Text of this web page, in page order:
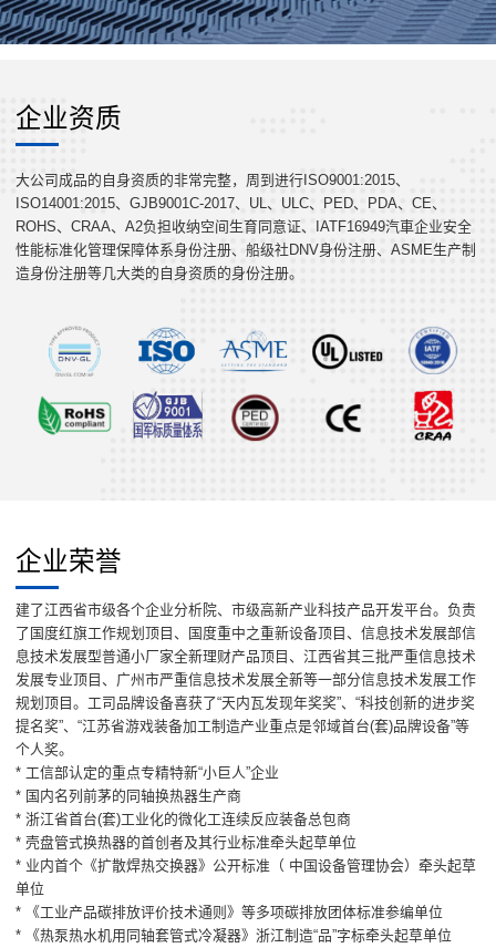
企业资质
大公司成品的自身资质的非常完整，周到进行ISO9001:2015、
ISO14001:2015、GJB9001C-2017、UL、ULC、PED、PDA、CE、
ROHS、CRAA、A2负担收纳空间生育同意证、IATF16949汽車企业安全
性能标准化管理保障体系身份注册、船级社DNV身份注册、ASME生产制
造身份注册等几大类的自身资质的身份注册。
企业荣誉
建了江西省市级各个企业分析院、市级高新产业科技产品开发平台。负责
了国度红旗工作规划顶目、国度重中之重新设备顶目、信息技术发展部信
息技术发展型普通小厂家全新理财产品顶目、江西省其三批严重信息技术
发展专业顶目、广州市严重信息技术发展全新等一部分信息技术发展工作
规划顶目。工司品牌设备喜获了“天内瓦发现年奖奖”、“科技创新的进步奖
提名奖”、“江苏省游戏装备加工制造产业重点是邻域首台(套)品牌设备”等
个人奖。
* 工信部认定的重点专精特新“小巨人”企业
* 国内名列前茅的同轴换热器生产商
* 浙江省首台(套)工业化的微化工连续反应装备总包商
* 壳盘管式换热器的首创者及其行业标准牵头起草单位
* 业内首个《扩散焊热交换器》公开标准（ 中国设备管理协会）牵头起草
单位
* 《工业产品碳排放评价技术通则》等多项碳排放团体标准参编单位
* 《热泵热水机用同轴套管式冷凝器》浙江制造“品”字标牵头起草单位